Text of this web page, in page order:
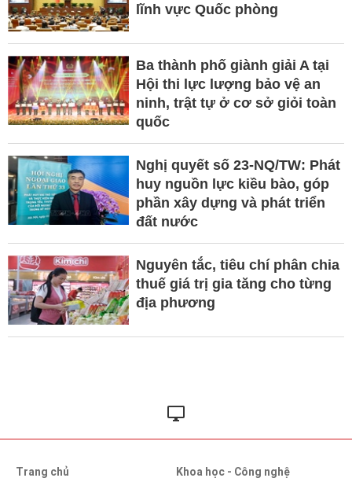
lĩnh vực Quốc phòng
Ba thành phố giành giải A tại
Hội thi lực lượng bảo vệ an
ninh, trật tự ở cơ sở giỏi toàn
quốc
Nghị quyết số 23-NQ/TW: Phát
huy nguồn lực kiều bào, góp
phần xây dựng và phát triển
đất nước
Nguyên tắc, tiêu chí phân chia
thuế giá trị gia tăng cho từng
địa phương
Trang chủ
Khoa học - Công nghệ